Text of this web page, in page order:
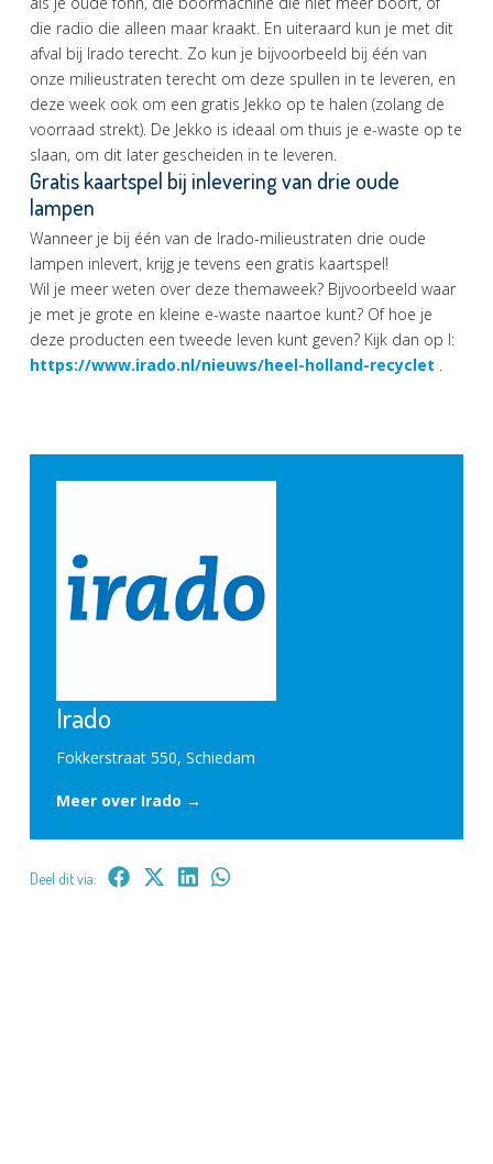
die radio die alleen maar kraakt. En uiteraard kun je met dit
afval bij Irado terecht. Zo kun je bijvoorbeeld bij één van
onze milieustraten terecht om deze spullen in te leveren, en
deze week ook om een gratis Jekko op te halen (zolang de
voorraad strekt). De Jekko is ideaal om thuis je e-waste op te
slaan, om dit later gescheiden in te leveren.
Gratis kaartspel bij inlevering van drie oude
lampen
Wanneer je bij één van de Irado-milieustraten drie oude
lampen inlevert, krijg je tevens een gratis kaartspel!
Wil je meer weten over deze themaweek? Bijvoorbeeld waar
je met je grote en kleine e-waste naartoe kunt? Of hoe je
deze producten een tweede leven kunt geven? Kijk dan op I:
https://www.irado.nl/nieuws/heel-holland-recyclet
Irado
Fokkerstraat 550, Schiedam
Meer over Irado →
Deel dit via: